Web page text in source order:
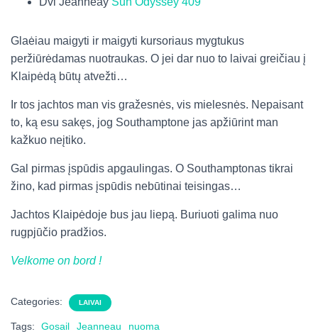
Glaėiau maigyti ir maigyti kursoriaus mygtukus
peržiūrėdamas nuotraukas. O jei dar nuo to laivai greičiau į
Klaipėdą būtų atvežti…
Ir tos jachtos man vis gražesnės, vis mielesnės. Nepaisant
to, ką esu sakęs, jog Southamptone jas apžiūrint man
kažkuo neįtiko.
Gal pirmas įspūdis apgaulingas. O Southamptonas tikrai
žino, kad pirmas įspūdis nebūtinai teisingas…
Jachtos Klaipėdoje bus jau liepą. Buriuoti galima nuo
rugpjūčio pradžios.
Velkome on bord !
Categories: LAIVAI
Tags: Gosail Jeanneau nuoma